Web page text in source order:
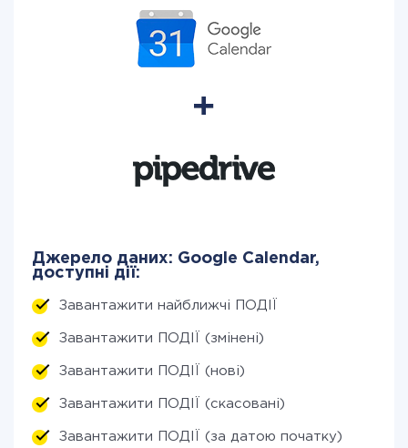
Джерело даних: Google Calendar,
доступні дії:
Завантажити найближчі ПОДІЇ
Завантажити ПОДІЇ (змінені)
Завантажити ПОДІЇ (нові)
Завантажити ПОДІЇ (скасовані)
Завантажити ПОДІЇ (за датою початку)